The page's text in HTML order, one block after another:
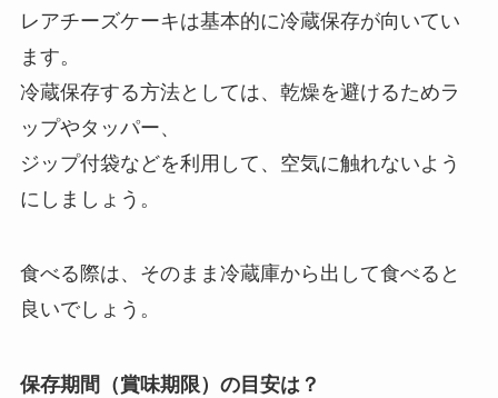
レアチーズケーキは基本的に冷蔵保存が向いてい
ます。
冷蔵保存する方法としては、乾燥を避けるためラ
ップやタッパー、
ジップ付袋などを利用して、空気に触れないよう
にしましょう。
食べる際は、そのまま冷蔵庫から出して食べると
良いでしょう。
保存期間（賞味期限）の目安は？